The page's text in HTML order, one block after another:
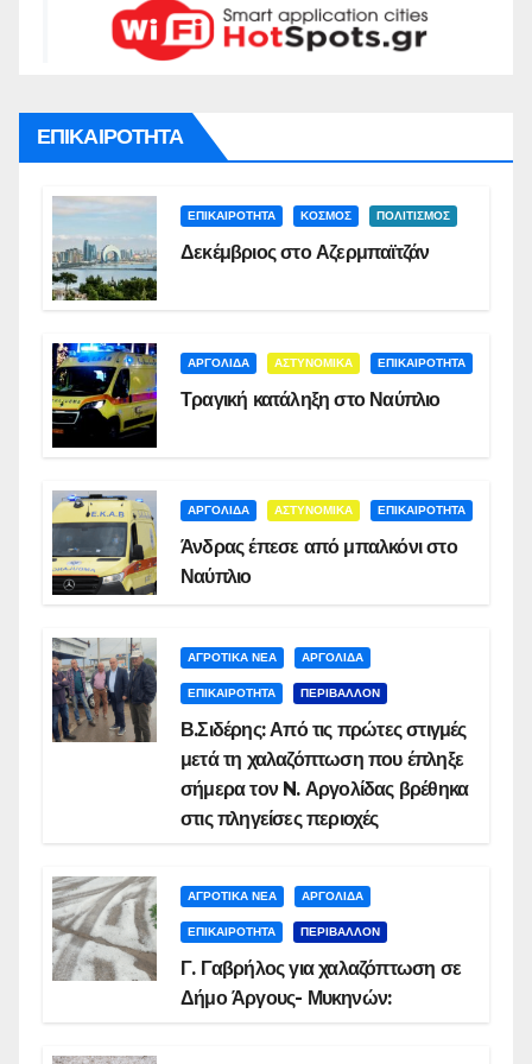
ΕΠΙΚΑΙΡΟΤΗΤΑ
ΕΠΙΚΑΙΡΟΤΗΤΑ ΚΟΣΜΟΣ ΠΟΛΙΤΙΣΜΟΣ
Δεκέμβριος στο Αζερμπαϊτζάν
ΑΡΓΟΛΙΔΑ ΑΣΤΥΝΟΜΙΚΑ ΕΠΙΚΑΙΡΟΤΗΤΑ
Τραγική κατάληξη στο Ναύπλιο
ΑΡΓΟΛΙΔΑ ΑΣΤΥΝΟΜΙΚΑ ΕΠΙΚΑΙΡΟΤΗΤΑ
Άνδρας έπεσε από μπαλκόνι στο
Ναύπλιο
ΑΓΡΟΤΙΚΑ ΝΕΑ ΑΡΓΟΛΙΔΑ
ΕΠΙΚΑΙΡΟΤΗΤΑ ΠΕΡΙΒΑΛΛΟΝ
Β.Σιδέρης: Από τις πρώτες στιγμές
μετά τη χαλαζόπτωση που έπληξε
σήμερα τον N. Αργολίδας βρέθηκα
στις πληγείσες περιοχές
ΑΓΡΟΤΙΚΑ ΝΕΑ ΑΡΓΟΛΙΔΑ
ΕΠΙΚΑΙΡΟΤΗΤΑ ΠΕΡΙΒΑΛΛΟΝ
Γ. Γαβρήλος για χαλαζόπτωση σε
Δήμο Άργους- Μυκηνών: